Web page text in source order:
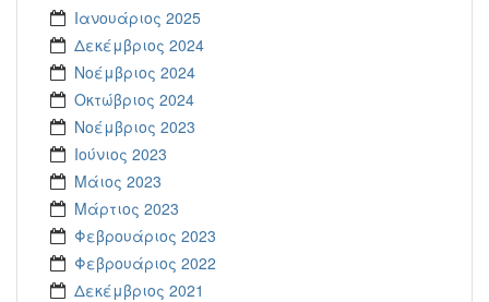
Ιανουάριος 2025
Δεκέμβριος 2024
Νοέμβριος 2024
Οκτώβριος 2024
Νοέμβριος 2023
Ιούνιος 2023
Μάιος 2023
Μάρτιος 2023
Φεβρουάριος 2023
Φεβρουάριος 2022
Δεκέμβριος 2021